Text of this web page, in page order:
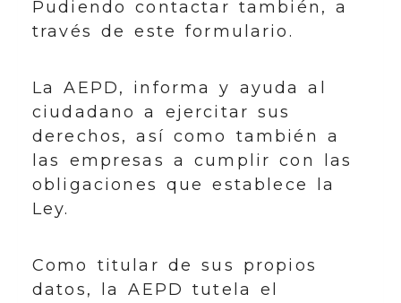
Pudiendo contactar también, a
través de este formulario.
La AEPD, informa y ayuda al
ciudadano a ejercitar sus
derechos, así como también a
las empresas a cumplir con las
obligaciones que establece la
Ley.
Como titular de sus propios
datos, la AEPD tutela el